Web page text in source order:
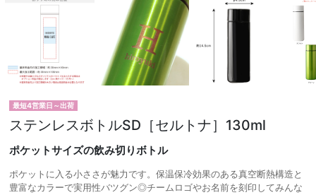
最短4営業日～出荷
ステンレスボトルSD［セルトナ］130ml
ポケットサイズの飲み切りボトル
ポケットに入る小ささが魅力です。保温保冷効果のある真空断熱構造と
豊富なカラーで実用性バツグン◎チームロゴやお名前を刻印してみんな